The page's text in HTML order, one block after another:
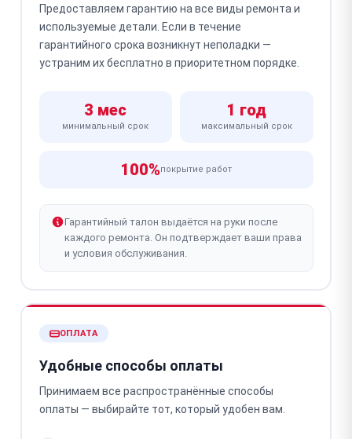
Предоставляем гарантию на все виды ремонта и
используемые детали. Если в течение
гарантийного срока возникнут неполадки —
устраним их бесплатно в приоритетном порядке.
3 мес
минимальный срок
1 год
максимальный срок
100%покрытие работ
Гарантийный талон выдаётся на руки после
каждого ремонта. Он подтверждает ваши права
и условия обслуживания.
ОПЛАТА
Удобные способы оплаты
Принимаем все распространённые способы
оплаты — выбирайте тот, который удобен вам.